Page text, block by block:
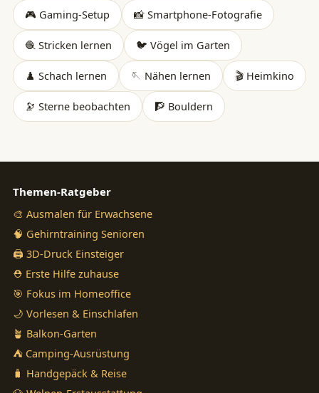
🎮 Gaming-Setup 📸 Smartphone-Fotografie
🧶 Stricken lernen 🐦 Vögel im Garten
♟️ Schach lernen 🪡 Nähen lernen 🎬 Heimkino
🔭 Sterne beobachten 🧗 Bouldern
Themen-Ratgeber
🎨 Ausmalen für Erwachsene
🧠 Gehirntraining Senioren
🖨️ 3D-Druck Einsteiger
⛑️ Erste Hilfe zuhause
🎯 Fokus im Homeoffice
🌙 Vorlesen & Einschlafen
🪴 Balkon-Garten
⛺ Camping-Ausrüstung
🧳 Handgepäck & Reise